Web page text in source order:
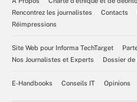
Rencontrez les journalistes
Contacts
Réimpressions
Site Web pour Informa TechTarget
Nos Journalistes et Experts
Dossier de
E-Handbooks Conseils IT Opinions